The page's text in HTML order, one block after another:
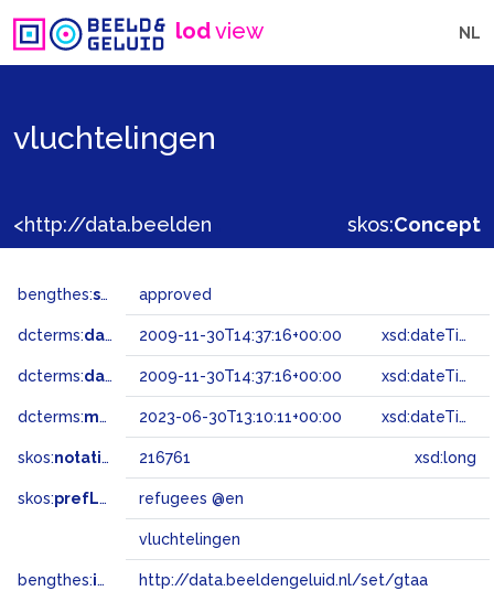
lodview NL
vluchtelingen
skos:Concept
bengthes:status approved
dcterms:dateAccepted 2009-11-30T14:37:16+00:00 xsd:dateTime
dcterms:dateSubmitted 2009-11-30T14:37:16+00:00 xsd:dateTime
dcterms:modified 2023-06-30T13:10:11+00:00 xsd:dateTime
skos:notation 216761 xsd:long
skos:prefLabel refugees @en
vluchtelingen
bengthes:inSet http://data.beeldengeluid.nl/set/gtaa